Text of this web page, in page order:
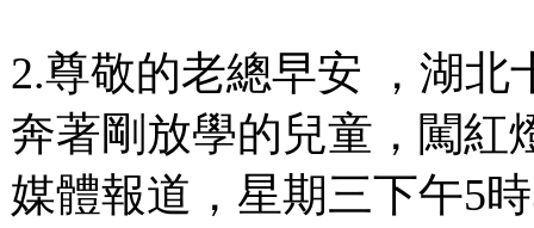
2.尊敬的老總早安 ，湖
奔著剛放學的兒童，闖紅
媒體報道，星期三下午5